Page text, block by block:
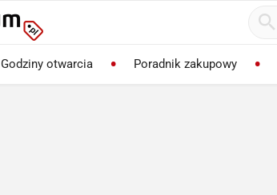
Godziny otwarcia Poradnik zakupowy